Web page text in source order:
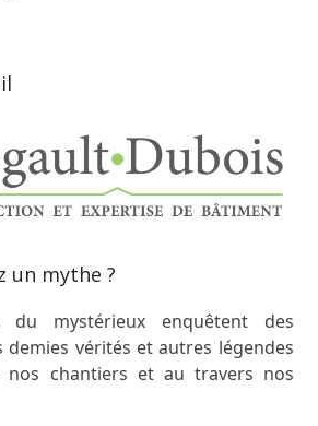
un mythe ?
du mystérieux enquêtent des
demies vérités et autres légendes
chantiers et au travers nos